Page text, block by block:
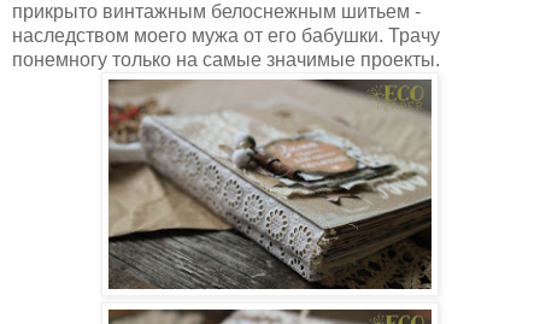
прикрыто винтажным белоснежным шитьем -
наследством моего мужа от его бабушки. Трачу
понемногу только на самые значимые проекты.